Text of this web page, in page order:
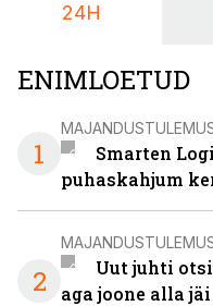
24H
ENIMLOETUD
1
Smarten
puhaskahjum
2
Uut juhti
aga joone alla